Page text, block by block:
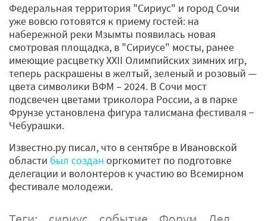
Федеральная территория "Сириус" и город Сочи
уже вовсю готовятся к приему гостей: на
набережной реки Мзымты появилась новая
смотровая площадка, в "Сириусе" мосты, ранее
имеющие расцветку XXII Олимпийских зимних игр,
теперь раскрашены в желтый, зеленый и розовый —
цвета символики ВФМ – 2024. В Сочи мост
подсвечен цветами триколора России, а в парке
Фрунзе установлена фигура талисмана фестиваля −
Чебурашки.
Известно.ру писал, что в сентябре в Ивановской
области был создан оргкомитет по подготовке
делегации и волонтеров к участию во Всемирном
фестивале молодежи.